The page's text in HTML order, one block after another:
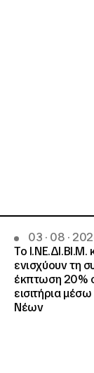
03 · 08 ·
Το
ενισχύουν τη
έκπτωση 20%
εισιτήρια
Νέων